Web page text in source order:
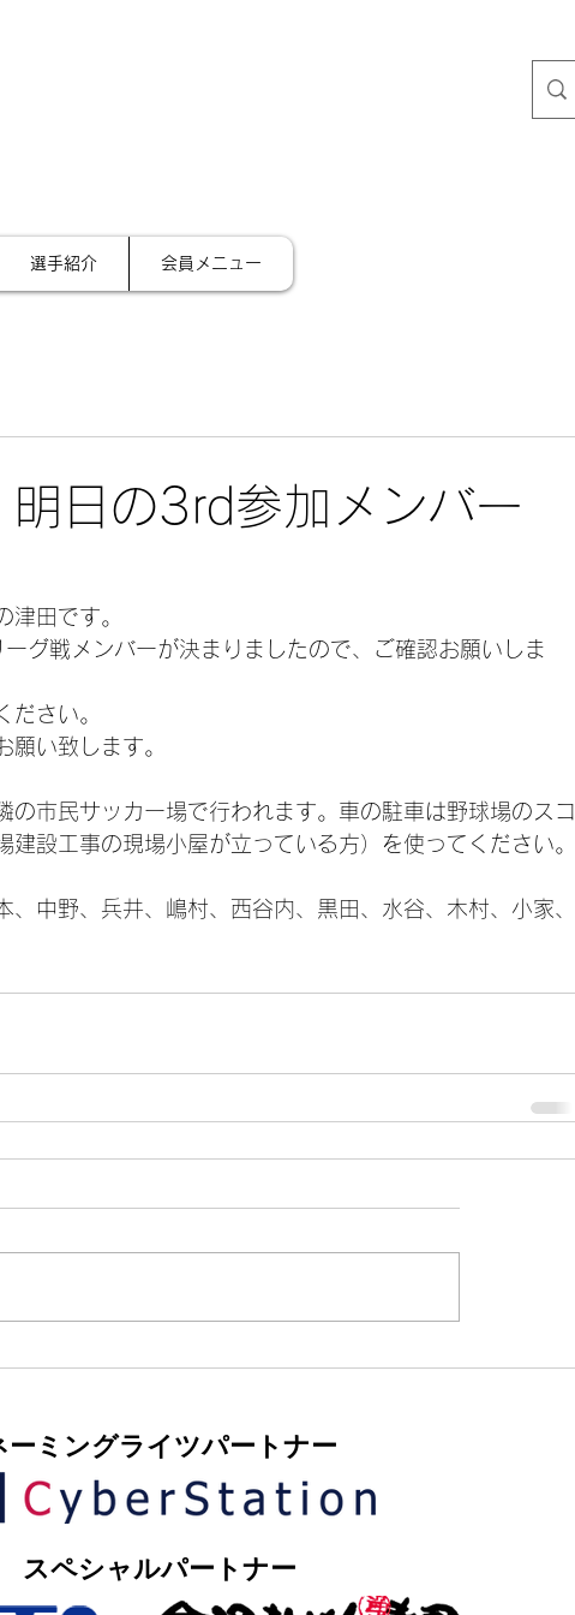
選手紹介 会員メニュー
明日の3rd参加メンバー
津田です。
グ戦メンバーが決まりましたので、ご確認お願いしま
ださい。
願い致します。
の市民サッカー場で行われます。車の駐車は野球場のスコ
建設工事の現場小屋が立っている方）を使ってください。
、中野、兵井、嶋村、西谷内、黒田、水谷、木村、小家、
ーミングライツパートナー
​スペシャルパートナー